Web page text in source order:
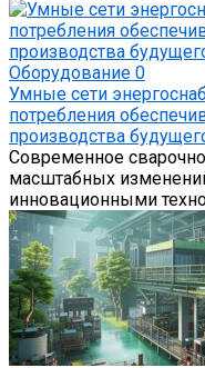
Оборудование 0
Умные сети
потребления
производства
Современное
масштабных
инновационными